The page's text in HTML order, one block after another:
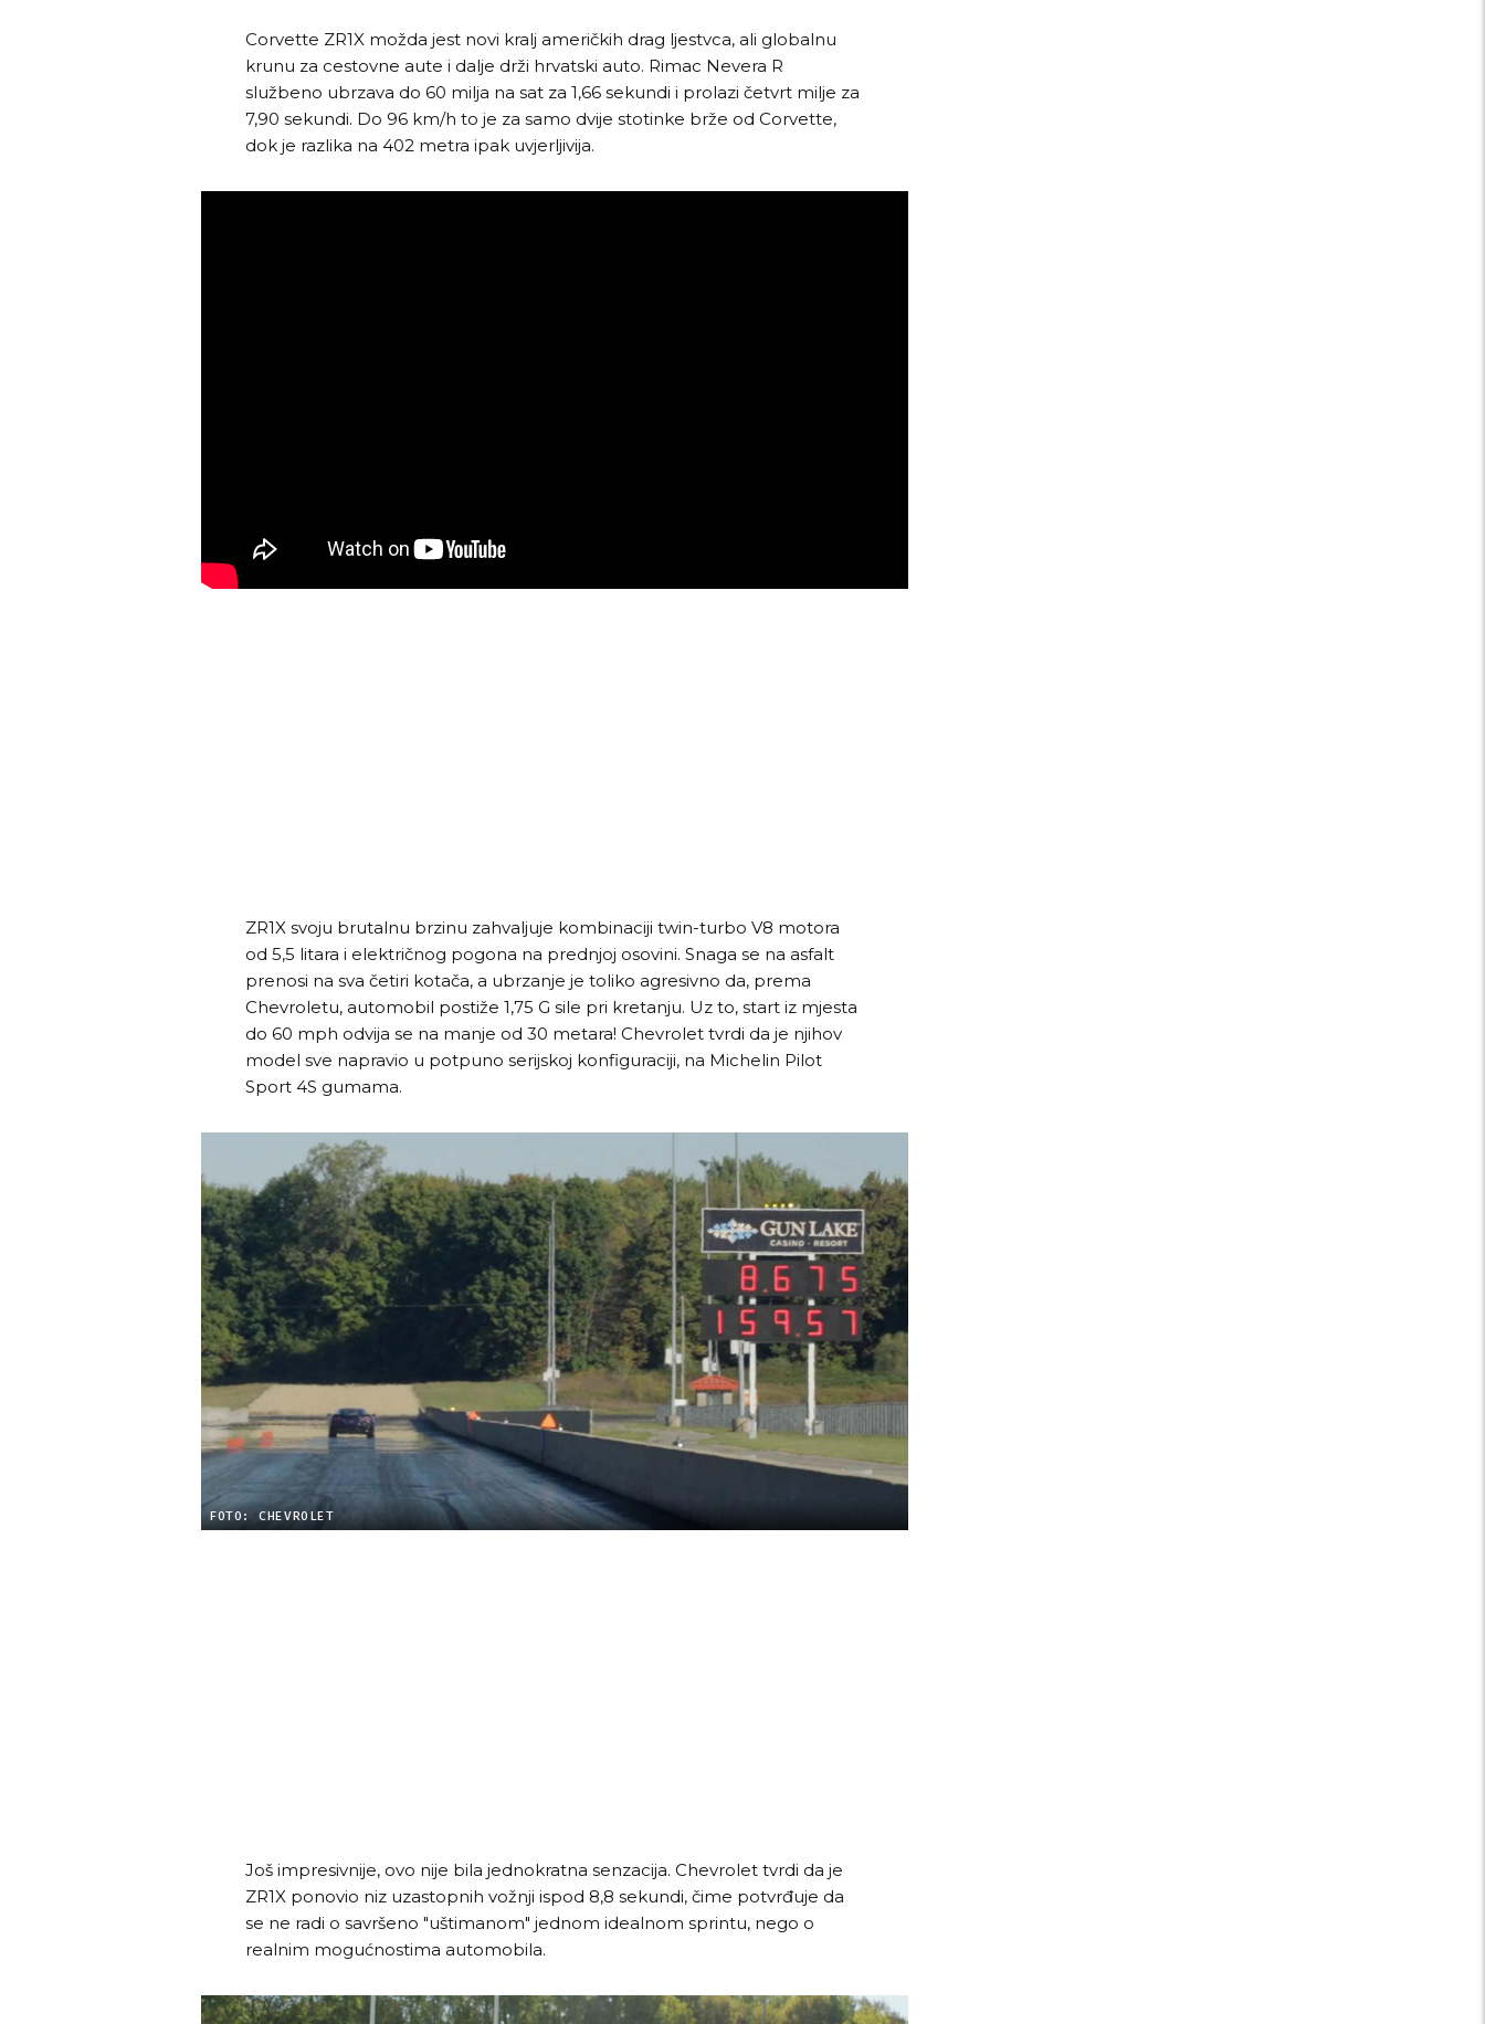
Corvette ZR1X možda jest novi kralj američkih drag ljestvca, ali globalnu
krunu za cestovne aute i dalje drži hrvatski auto. Rimac Nevera R
službeno ubrzava do 60 milja na sat za 1,66 sekundi i prolazi četvrt milje za
7,90 sekundi. Do 96 km/h to je za samo dvije stotinke brže od Corvette,
dok je razlika na 402 metra ipak uvjerljivija.
ZR1X svoju brutalnu brzinu zahvaljuje kombinaciji twin-turbo V8 motora
od 5,5 litara i električnog pogona na prednjoj osovini. Snaga se na asfalt
prenosi na sva četiri kotača, a ubrzanje je toliko agresivno da, prema
Chevroletu, automobil postiže 1,75 G sile pri kretanju. Uz to, start iz mjesta
do 60 mph odvija se na manje od 30 metara! Chevrolet tvrdi da je njihov
model sve napravio u potpuno serijskoj konfiguraciji, na Michelin Pilot
Sport 4S gumama.
FOTO: CHEVROLET
Još impresivnije, ovo nije bila jednokratna senzacija. Chevrolet tvrdi da je
ZR1X ponovio niz uzastopnih vožnji ispod 8,8 sekundi, čime potvrđuje da
se ne radi o savršeno "uštimanom" jednom idealnom sprintu, nego o
realnim mogućnostima automobila.